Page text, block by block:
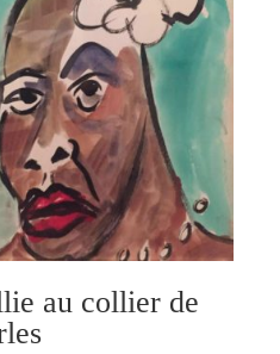
au collier de